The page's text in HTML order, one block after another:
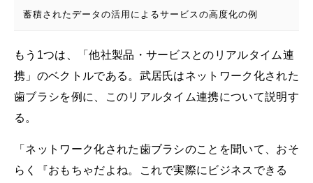
蓄積されたデータの活用によるサービスの高度化の例
もう1つは、「他社製品・サービスとのリアルタイム連
携」のベクトルである。武居氏はネットワーク化された
歯ブラシを例に、このリアルタイム連携について説明す
る。
「ネットワーク化された歯ブラシのことを聞いて、おそ
らく『おもちゃだよね。これで実際にビジネスできる